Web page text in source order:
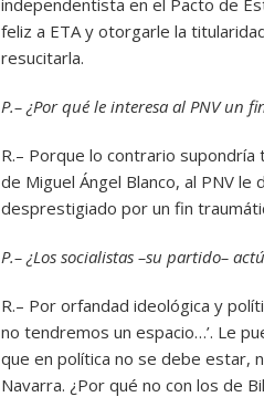
independentista en el Pacto de
feliz a ETA y otorgarle la
resucitarla.
P.– ¿Por qué le interesa al PNV un
R.– Porque lo contrario supondría
de Miguel Ángel Blanco, al PNV
desprestigiado por un fin
P.– ¿Los socialistas –su partido–
R.– Por orfandad ideológica y
no tendremos un espacio…’. Le
que en política no se debe estar,
Navarra. ¿Por qué no con los de